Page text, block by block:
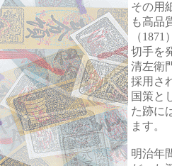
その用
も高品
（
切手を
清左衛
採用さ
国策と
た跡に
ます。
明治年